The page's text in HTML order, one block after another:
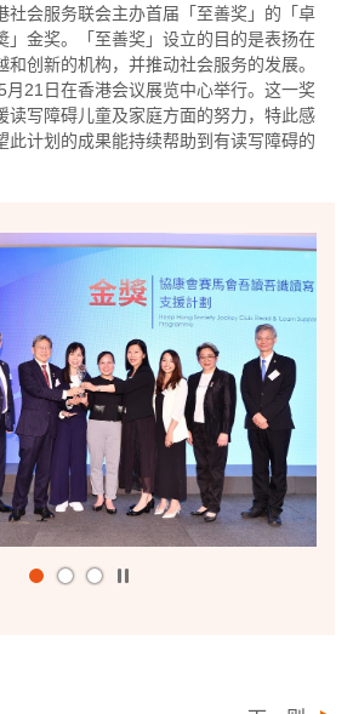
社会服务联会主办首届「至善奖」的「卓
」金奖。「至善奖」设立的目的是表扬在
创新的机构，并推动社会服务的发展。
21日在香港会议展览中心举行。这一奖
读写障碍儿童及家庭方面的努力，特此感
此计划的成果能持续帮助到有读写障碍的
播